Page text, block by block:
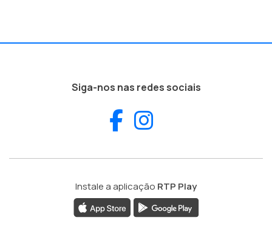
Siga-nos nas redes sociais
Facebook
Instale a aplicação RTP Play